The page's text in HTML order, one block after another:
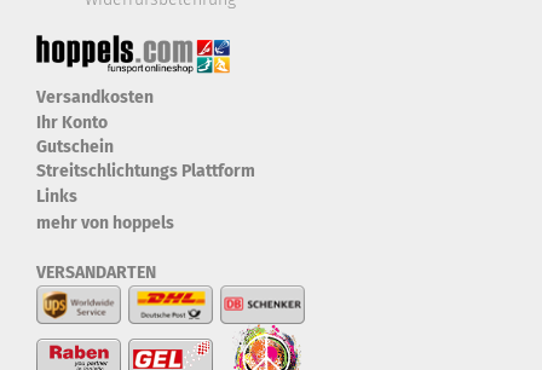
Versandkosten
Ihr Konto
Gutschein
Streitschlichtungs Plattform
Links
mehr von hoppels
VERSANDARTEN